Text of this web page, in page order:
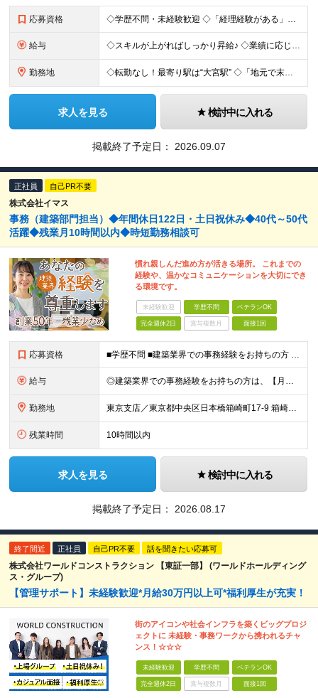
応募資格 ◇学歴不問・未経験歓迎 ◇「経理経験がある」「建設業界、不動産業界経験がある」という方は優遇！ 人柄重視の採用です♪ ￣￣￣￣￣￣￣￣￣￣ さまざまな部署内で連携をする仕事なので、 「話すのが好き」
給与 ◇スキルが上がればしっかり昇給♪ ◇業績に応じて賞与も支給中♪ ・経験者・幹部候補の方 月給30万円～40万円＋業績賞与＋各種手当 ※経験などを考慮して決定します ・未経験の方 月給25万円～30
勤務地 ◇転勤なし！最寄り駅は“大宮駅” ◇「地元で末永くはたらきたい」という方歓迎♪ 本社／埼玉県さいたま市大宮区大成町1-518-2
求人を見る 検討中に入れる
掲載終了予定日： 2026.09.07
正社員 自己PR不要
株式会社イマス
事務（建築部門担当）◆年間休日122日・土日祝休み◆40代～50代
活躍◆残業月10時間以内◆時短勤務相談可
慣れ親しんだ進め方が活きる場所。 これまでの
経験や、温かなコミュニケーションを大切にでき
る環境です。
未経験歓迎 学歴不問 ベテランOK
完全週休2日 賞与複数月 面接1回
応募資格 ■学歴不問 ■建築業界での事務経験をお持ちの方 ■Word、Excelの基本操作ができる方 ＼こんな方にぴったりのお仕事です／ ◎これまでの事務経験や自分なりのやり方を活かして働きたい方 ◎最新のI
給与 ◎建築業界での事務経験をお持ちの方は、【月給29万円以上】からのスタートも可能です！ 月給27万円以上 ※経験・スキルを考慮して決定します。 ※上記月給には固定残業手当（45時間分/69,910円
勤務地 東京支店／東京都中央区日本橋箱崎町17-9 箱崎升喜ビル3F-C ※転勤はありません。 ※(変更の範囲)上記を除く当社関連勤務地
残業時間 10時間以内
求人を見る 検討中に入れる
掲載終了予定日： 2026.08.17
終了間近 正社員 自己PR不要 話を聞きたい応募可
株式会社ワールドコンストラクション 【東証一部】 (ワールドホールディング
ス・グループ)
【管理サポート】未経験歓迎*月給30万円以上可*福利厚生が充実！
街のアイコンや社会インフラを築くビッグプロジ
ェクトに 未経験・事務ワークから携われるチャ
ンス！☆☆☆
未経験歓迎 学歴不問 ベテランOK
完全週休2日 賞与複数月 面接1回